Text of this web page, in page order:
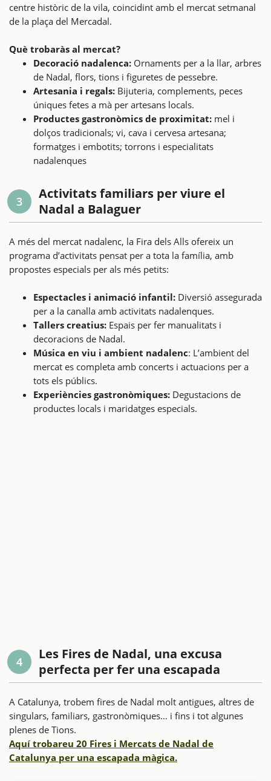
centre històric de la vila, coincidint amb el mercat setmanal
de la plaça del Mercadal.
Què trobaràs al mercat?
Decoració nadalenca: Ornaments per a la llar, arbres
de Nadal, flors, tions i figuretes de pessebre.
Artesania i regals: Bijuteria, complements, peces
úniques fetes a mà per artesans locals.
Productes gastronòmics de proximitat: mel i
dolços tradicionals; vi, cava i cervesa artesana;
formatges i embotits; torrons i especialitats
nadalenques
3
Activitats familiars per viure el
Nadal a Balaguer
A més del mercat nadalenc, la Fira dels Alls ofereix un
programa d’activitats pensat per a tota la família, amb
propostes especials per als més petits:
Espectacles i animació infantil: Diversió assegurada
per a la canalla amb activitats nadalenques.
Tallers creatius: Espais per fer manualitats i
decoracions de Nadal.
Música en viu i ambient nadalenc: L’ambient del
mercat es completa amb concerts i actuacions per a
tots els públics.
Experiències gastronòmiques: Degustacions de
productes locals i maridatges especials.
4
Les Fires de Nadal, una excusa
perfecta per fer una escapada
A Catalunya, trobem fires de Nadal molt antigues, altres de
singulars, familiars, gastronòmiques… i fins i tot algunes
plenes de Tions.
Aquí trobareu 20 Fires i Mercats de Nadal de
Catalunya per una escapada màgica.